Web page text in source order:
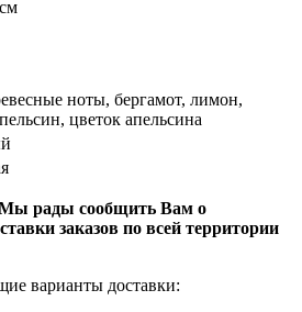
ноты, бергамот, лимон,
цветок апельсина
рады сообщить Вам о
заказов по всей территории
варианты доставки: